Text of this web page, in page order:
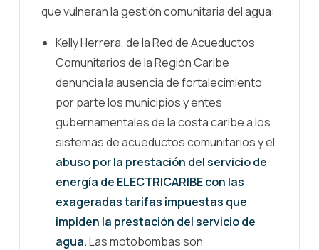
que vulneran la gestión comunitaria del agua:
Kelly Herrera, de la Red de Acueductos
Comunitarios de la Región Caribe
denuncia la ausencia de fortalecimiento
por parte los municipios y entes
gubernamentales de la costa caribe a los
sistemas de acueductos comunitarios y el
abuso por la prestación del servicio de
energía de ELECTRICARIBE con las
exageradas tarifas impuestas que
impiden la prestación del servicio de
agua.Las motobombas son